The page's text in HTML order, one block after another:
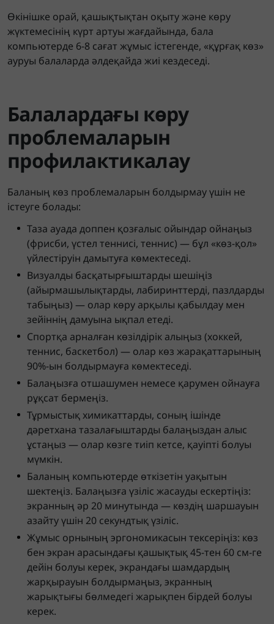
Өкінішке орай, қашықтықтан оқыту және көру
жүктемесінің күрт артуы жағдайында, бала
компьютерде 6-8 сағат жұмыс істегенде, «құрғақ көз»
ауруы балаларда әлдеқайда жиі кездеседі.
Балалардағы көру
проблемаларын
профилактикалау
Баланың көз проблемаларын болдырмау үшін не
істеуге болады:
Таза ауада доппен қозғалыс ойындар ойнаңыз
(фрисби, үстел теннисі, теннис) — бұл «көз-қол»
үйлестіруін дамытуға көмектеседі.
Визуалды басқатырғыштарды шешіңіз
(айырмашылықтарды, лабиринттерді, пазлдарды
табыңыз) — олар көру арқылы қабылдау мен
зейіннің дамуына ықпал етеді.
Спортқа арналған көзілдірік алыңыз (хоккей,
теннис, баскетбол) — олар көз жарақаттарының
90%-ын болдырмауға көмектеседі.
Балаңызға отшашумен немесе қарумен ойнауға
рұқсат бермеңіз.
Тұрмыстық химикаттарды, соның ішінде
дәретхана тазалағыштарды балаңыздан алыс
ұстаңыз — олар көзге тиіп кетсе, қауіпті болуы
мүмкін.
Баланың компьютерде өткізетін уақытын
шектеңіз. Балаңызға үзіліс жасауды ескертіңіз:
экранның әр 20 минутында — көздің шаршауын
азайту үшін 20 секундтық үзіліс.
Жұмыс орнының эргономикасын тексеріңіз: көз
бен экран арасындағы қашықтық 45-тен 60 см-ге
дейін болуы керек, экрандағы шамдардың
жарқырауын болдырмаңыз, экранның
жарықтығы бөлмедегі жарықпен бірдей болуы
керек.